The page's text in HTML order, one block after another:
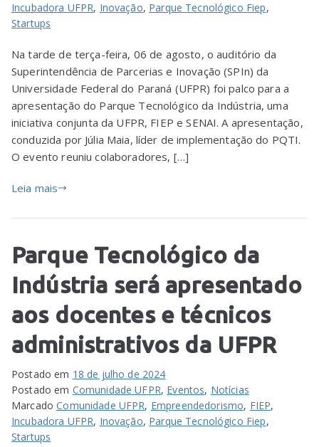
Incubadora UFPR, Inovação, Parque Tecnológico Fiep,
Startups
Na tarde de terça-feira, 06 de agosto, o auditório da
Superintendência de Parcerias e Inovação (SPIn) da
Universidade Federal do Paraná (UFPR) foi palco para a
apresentação do Parque Tecnológico da Indústria, uma
iniciativa conjunta da UFPR, FIEP e SENAI. A apresentação,
conduzida por Júlia Maia, líder de implementação do PQTI.
O evento reuniu colaboradores, […]
Leia mais
Parque Tecnológico da
Indústria será apresentado
aos docentes e técnicos
administrativos da UFPR
Postado em 18 de julho de 2024
Postado em Comunidade UFPR, Eventos, Notícias
MarcadoComunidade UFPR, Empreendedorismo, FIEP,
Incubadora UFPR, Inovação, Parque Tecnológico Fiep,
Startups